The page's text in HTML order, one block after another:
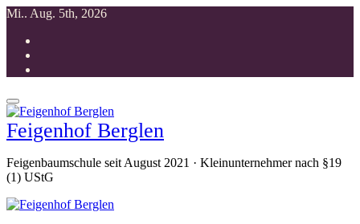
Zum
springen
Mi.. Aug. 5th, 2026
Feigenhof Berglen
Feigenbaumschule seit August 2021 · Kleinunternehmer nach §19
(1) UStG